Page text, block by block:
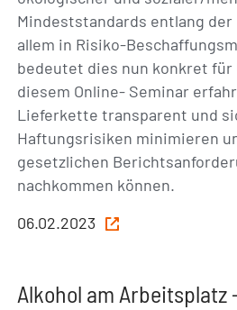
Mindeststandards entlang
allem in Risiko-
bedeutet dies nun konkret für
diesem Online- Seminar
Lieferkette transparent und
Haftungsrisiken minimieren
gesetzlichen
nachkommen können.
06.02.2023
Alkohol am Arbeitsplatz